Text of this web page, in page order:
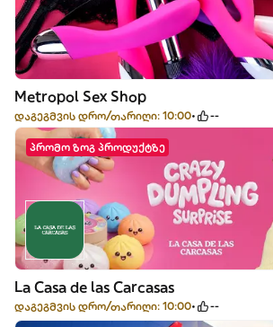
Metropol Sex Shop
დაგეგმვის დრო/თარიღი: 10:00 --
პრომო ზოგ პროდუქტზე
La Casa de las Carcasas
დაგეგმვის დრო/თარიღი: 10:00 --